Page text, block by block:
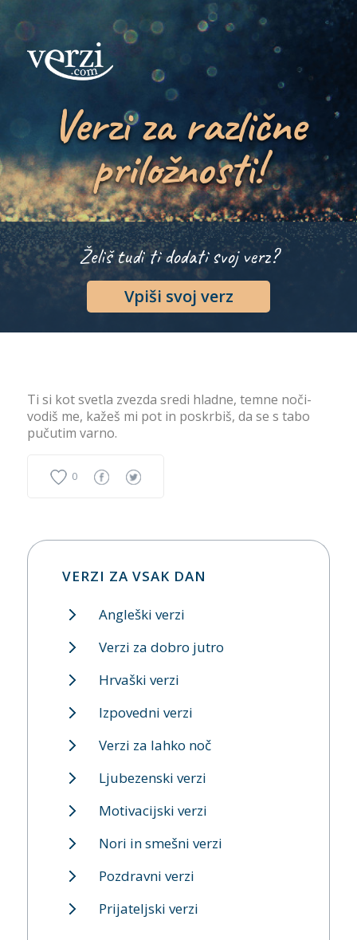
Verzi za različne
priložnosti!
Želiš tudi ti dodati svoj verz?
Vpiši svoj verz
Ti si kot svetla zvezda sredi hladne, temne noči-
vodiš me, kažeš mi pot in poskrbiš, da se s tabo
pučutim varno.
0
VERZI ZA VSAK DAN
Angleški verzi
Verzi za dobro jutro
Hrvaški verzi
Izpovedni verzi
Verzi za lahko noč
Ljubezenski verzi
Motivacijski verzi
Nori in smešni verzi
Pozdravni verzi
Prijateljski verzi